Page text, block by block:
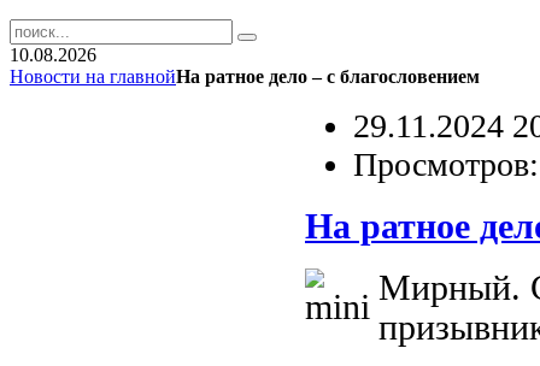
10.08.2026
Новости на главнойНа ратное дело – с благословением
29.11.2024
На ратное
Мирный.